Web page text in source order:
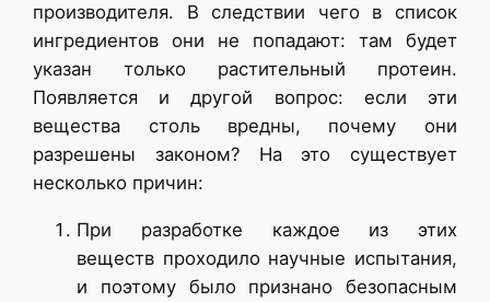
производителя. В следствии чего в список
ингредиентов они не попадают: там будет
указан только растительный протеин.
Появляется и другой вопрос: если эти
вещества столь вредны, почему они
разрешены законом? На это существует
несколько причин:
При разработке каждое из этих
веществ проходило научные испытания,
и поэтому было признано безопасным